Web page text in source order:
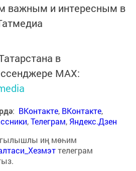
важным и интересным в
в
MАХ:
: ВКонтакте, ВКонтакте,
,Телеграм, Яндекс.Дзен
иң мөһим
телеграм